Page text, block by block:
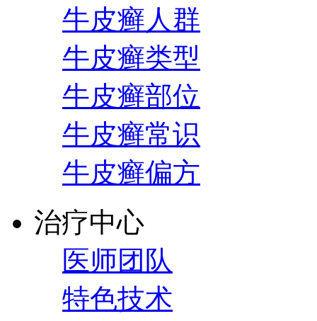
牛皮癣人群
牛皮癣类型
牛皮癣部位
牛皮癣常识
牛皮癣偏方
治疗中心
医师团队
特色技术